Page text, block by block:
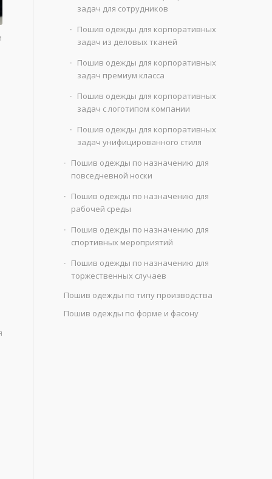
задач для сотрудников
Пошив одежды для корпоративных
задач из деловых тканей
Пошив одежды для корпоративных
задач премиум класса
Пошив одежды для корпоративных
задач с логотипом компании
Пошив одежды для корпоративных
задач унифицированного стиля
Пошив одежды по назначению для
повседневной носки
Пошив одежды по назначению для
рабочей среды
Пошив одежды по назначению для
спортивных мероприятий
Пошив одежды по назначению для
торжественных случаев
Пошив одежды по типу производства
Пошив одежды по форме и фасону